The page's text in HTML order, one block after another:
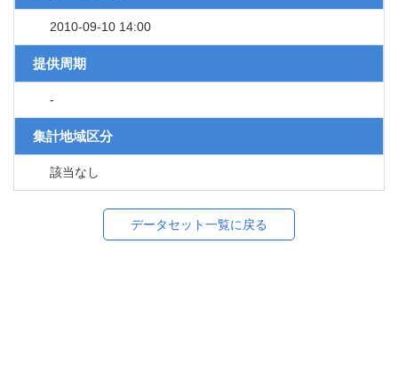
2010-09-10 14:00
提供周期
-
集計地域区分
該当なし
データセット一覧に戻る